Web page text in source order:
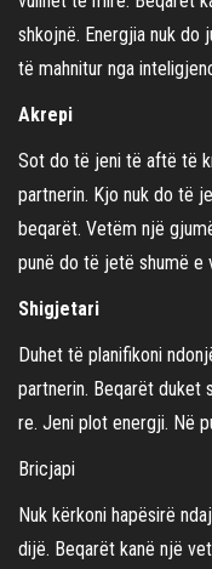
shkojnë. Energjia nuk do
të mahnitur nga
Akrepi
Sot do të jeni të aftë të
partnerin. Kjo nuk do të
beqarët. Vetëm një
punë do të jetë shumë e
Shigjetari
Duhet të planifikoni
partnerin. Beqarët duket
re. Jeni plot energji. Në
Bricjapi
Nuk kërkoni hapësirë
dijë. Beqarët kanë një